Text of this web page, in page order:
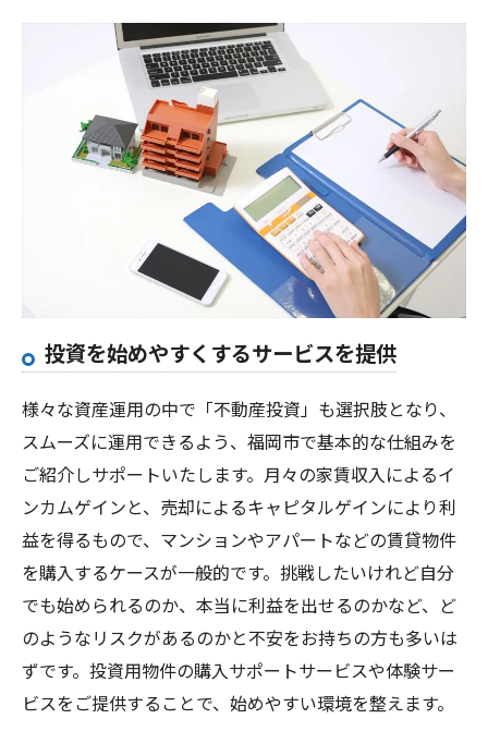
投資を始めやすくするサービスを提供
様々な資産運用の中で「不動産投資」も選択肢となり、
スムーズに運用できるよう、福岡市で基本的な仕組みを
ご紹介しサポートいたします。月々の家賃収入によるイ
ンカムゲインと、売却によるキャピタルゲインにより利
益を得るもので、マンションやアパートなどの賃貸物件
を購入するケースが一般的です。挑戦したいけれど自分
でも始められるのか、本当に利益を出せるのかなど、ど
のようなリスクがあるのかと不安をお持ちの方も多いは
ずです。投資用物件の購入サポートサービスや体験サー
ビスをご提供することで、始めやすい環境を整えます。